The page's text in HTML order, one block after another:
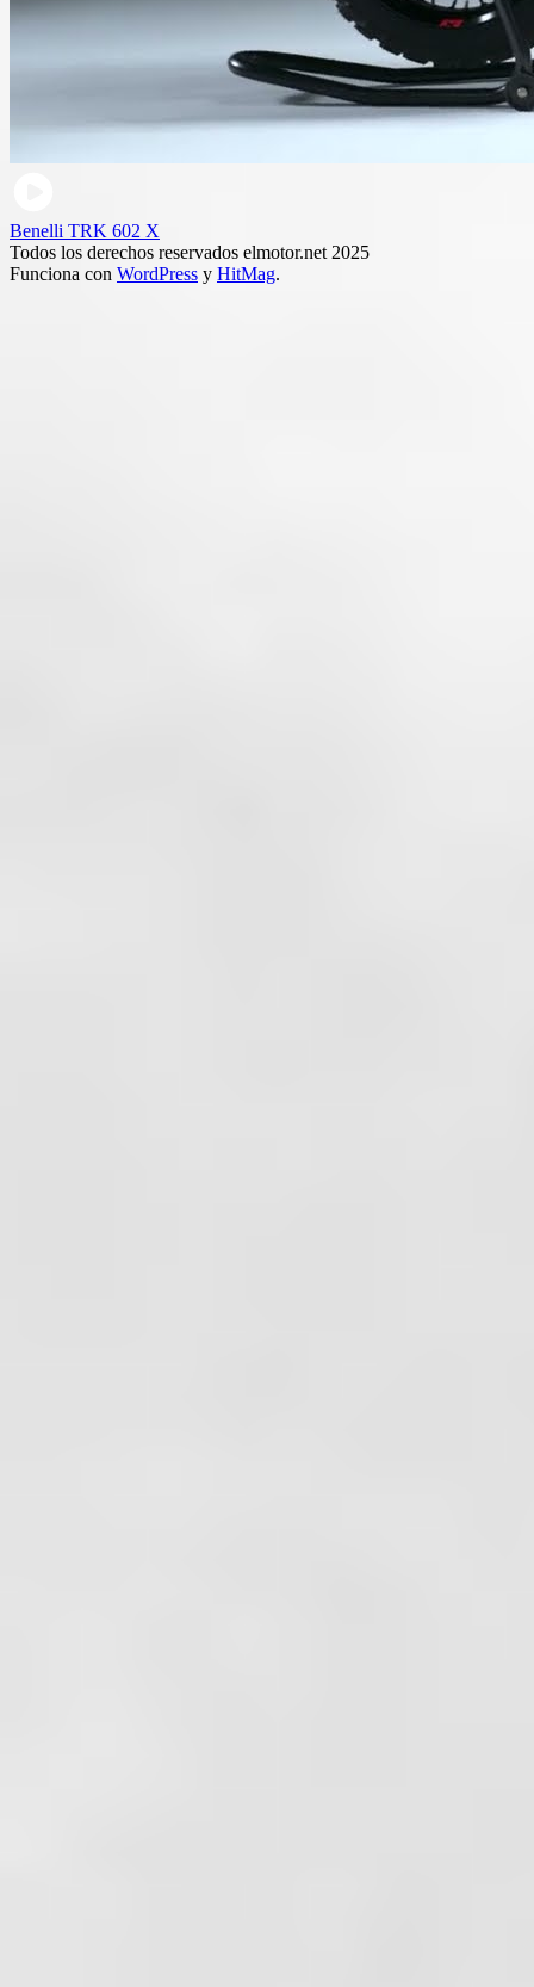
Benelli TRK 602 X
Todos los derechos reservados elmotor.net 2025
Funciona con WordPress y HitMag.